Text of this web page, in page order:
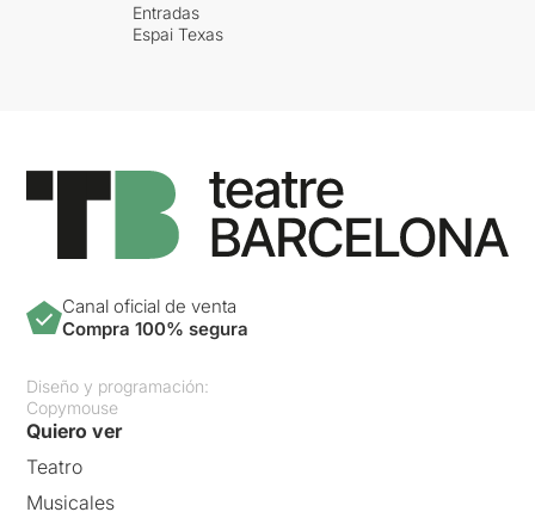
Entradas
Espai Texas
Canal oficial de venta
Compra 100% segura
Diseño y programación:
Copymouse
Quiero ver
Teatro
Musicales